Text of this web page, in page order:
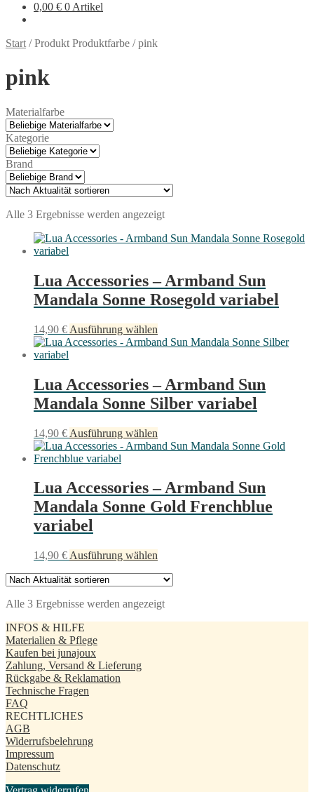
0,00 € 0 Artikel
Start /Produkt Produktfarbe /pink
pink
Materialfarbe
Kategorie
Brand
Alle 3 Ergebnisse werden angezeigtNach
sortiert
Lua Accessories – Armband Sun
Mandala Sonne Rosegold variabel
14,90 € Ausführung wählen
Produkt
Varianten
auf.
Die
können
auf
der
gewählt
werden
Lua Accessories – Armband Sun
Mandala Sonne Silber variabel
14,90 € Ausführung wählen
Produkt
Varianten
auf.
Die
der
Produktseite
gewählt
Lua Accessories – Armband Sun
Mandala Sonne Gold Frenchblue
variabel
14,90 € Ausführung wählen
weist
Varianten
Alle 3 Ergebnisse werden angezeigtNach
INFOS & HILFE
Materialien & Pflege
Kaufen bei junajoux
Zahlung, Versand & Lieferung
Rückgabe & Reklamation
Technische Fragen
FAQ
RECHTLICHES
AGB
Widerrufsbelehrung
Impressum
Datenschutz